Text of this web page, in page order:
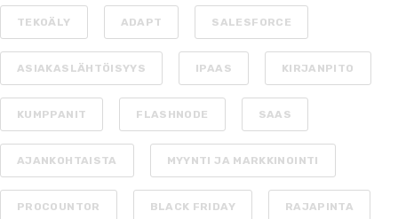
TEKOÄLY ADAPT SALESFORCE
ASIAKASLÄHTÖISYYS IPAAS KIRJANPITO
KUMPPANIT FLASHNODE SAAS
AJANKOHTAISTA MYYNTI JA MARKKINOINTI
PROCOUNTOR BLACK FRIDAY RAJAPINTA